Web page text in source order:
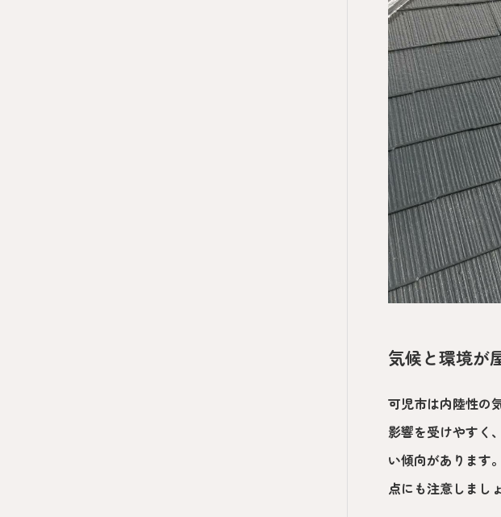
気候と環境が
可児市は内陸性の
影響を受けやすく
い傾向があります
点にも注意しまし